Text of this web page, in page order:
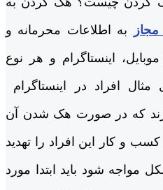
به اطلاعات محرمانه و
اینستاگرام و هر نوع
افراد در اینستاگرام
که در صورت هک شدن آن
و کار این افراد را تهدید
مواجه شود باید ابتدا مورد